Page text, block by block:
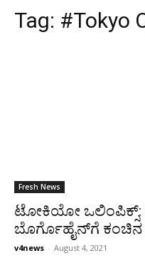
Tag: #Tokyo
Fresh News
ಟೋಕಿಯೋ ಒಲಿಂಪಿಕ್ಸ್:
ಬೊರ್ಗೊಹೈನ್‍ಗೆ
v4news - August 4, 2021